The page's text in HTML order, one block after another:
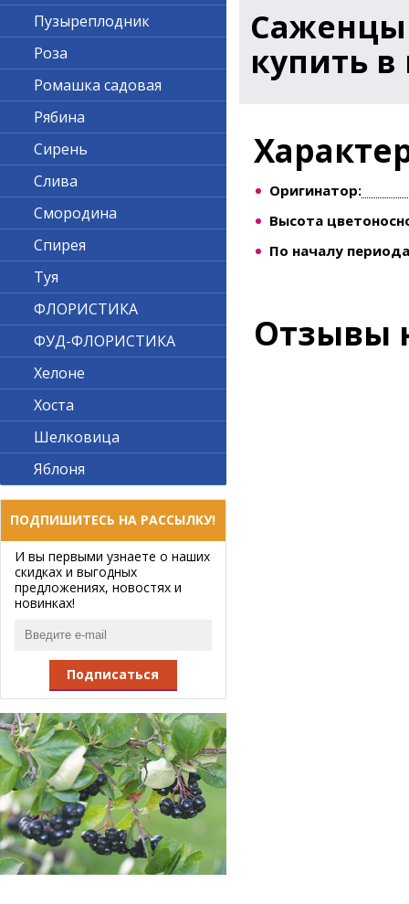
купить
Оригинатор:
Высота
По началу
Отзывы
Пузыреплодник
Роза
Ромашка садовая
Рябина
Сирень
Слива
Смородина
Спирея
Туя
ФЛОРИСТИКА
ФУД-ФЛОРИСТИКА
Хелоне
Хоста
Шелковица
Яблоня
ПОДПИШИТЕСЬ НА РАССЫЛКУ!
И вы первыми узнаете о наших
скидках и выгодных
предложениях, новостях и
новинках!
Подписаться